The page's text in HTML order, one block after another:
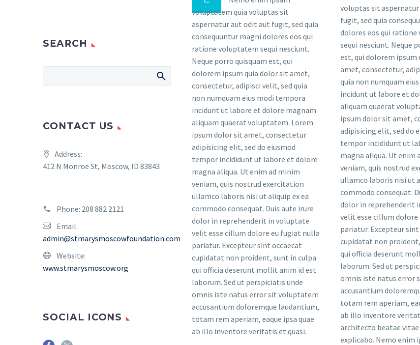
voluptatem quia voluptas sit
aspernatur aut odit aut fugit, sed quia
consequuntur magni dolores eos qui
ratione voluptatem sequi nesciunt.
Neque porro quisquam est, qui
dolorem ipsum quia dolor sit amet,
consectetur, adipisci velit, sed quia
non numquam eius modi tempora
incidunt ut labore et dolore magnam
aliquam quaerat voluptatem. Lorem
ipsum dolor sit amet, consectetur
adipisicing elit, sed do eiusmod
tempor incididunt ut labore et dolore
magna aliqua. Ut enim ad minim
veniam, quis nostrud exercitation
ullamco laboris nisi ut aliquip ex ea
commodo consequat. Duis aute irure
dolor in reprehenderit in voluptate
velit esse cillum dolore eu fugiat nulla
pariatur. Excepteur sint occaecat
cupidatat non proident, sunt in culpa
qui officia deserunt mollit anim id est
laborum. Sed ut perspiciatis unde
omnis iste natus error sit voluptatem
accusantium doloremque laudantium,
totam rem aperiam, eaque ipsa quae
ab illo inventore veritatis et quasi.
voluptas sit
fugit, sed quia
dolores eos qui
sequi nesciunt. Neque
est, qui dolorem ipsum
amet, consectetur,
quia non numquam
incidunt ut labore et
aliquam quaerat
ipsum dolor sit amet,
adipisicing elit, sed do
tempor incididunt ut
magna aliqua. Ut enim
veniam, quis nostrud
ullamco laboris nisi ut
commodo consequat.
dolor in reprehenderit
velit esse cillum
pariatur. Excepteur
cupidatat non
qui officia deserunt
laborum. Sed ut
omnis iste natus error
accusantium
totam rem aperiam,
ab illo inventore
architecto beatae
explicabo. Nemo enim
aspernatur aut odit aut
consequuntur magni
ratione voluptatem
Neque porro
dolorem ipsum quia
consectetur, adipisci
non numquam eius
incidunt ut labore et
aliquam quaerat
ipsum dolor sit amet,
adipisicing elit, sed do
tempor incididunt ut
magna aliqua. Ut enim
veniam, quis nostrud
ullamco laboris nisi ut
commodo consequat.
dolor in reprehenderit
velit esse cillum
pariatur. Excepteur
cupidatat non
qui officia deserunt
laborum. Sed ut
omnis iste natus error
accusantium
totam rem aperiam,
ab illo inventore
SEARCH
CONTACT US
Address:
412 N Monroe St, Moscow, ID 83843
Phone: 208 882 2121
Email:
admin@stmarysmoscowfoundation.com
Website:
www.stmarysmoscow.org
SOCIAL ICONS